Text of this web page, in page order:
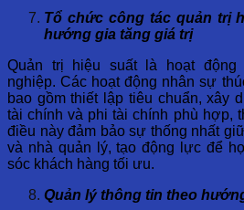
Tổ chức công tác quản trị
hướng gia tăng giá trị
Quản trị hiệu suất là hoạt động
nghiệp. Các hoạt động nhân sự
bao gồm thiết lập tiêu chuẩn, xây
tài chính và phi tài chính phù hợp,
điều này đảm bảo sự thống nhất
và nhà quản lý, tạo động lực để
sóc khách hàng tối ưu.
Quản lý thông tin theo